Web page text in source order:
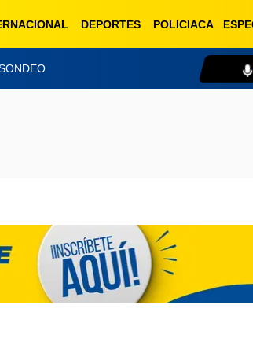
DEPORTES POLICIACA